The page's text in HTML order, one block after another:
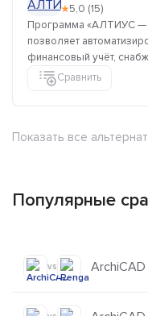
★5,0 (15)
Программа «АЛТИУС —
позволяет
финансовый учёт,
Сравнить
Показать все
Популярные
vs ArchiCAD